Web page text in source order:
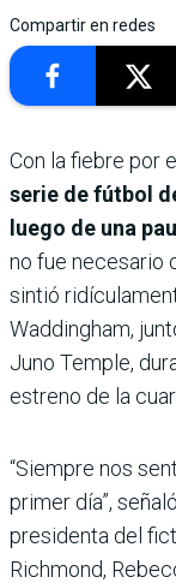
Compartir en redes
Con la fiebre por
serie de fútbol
luego de una
no fue necesario
sintió
Waddingham,
Juno Temple,
estreno de la
“Siempre nos
primer día”,
presidenta del
Richmond,